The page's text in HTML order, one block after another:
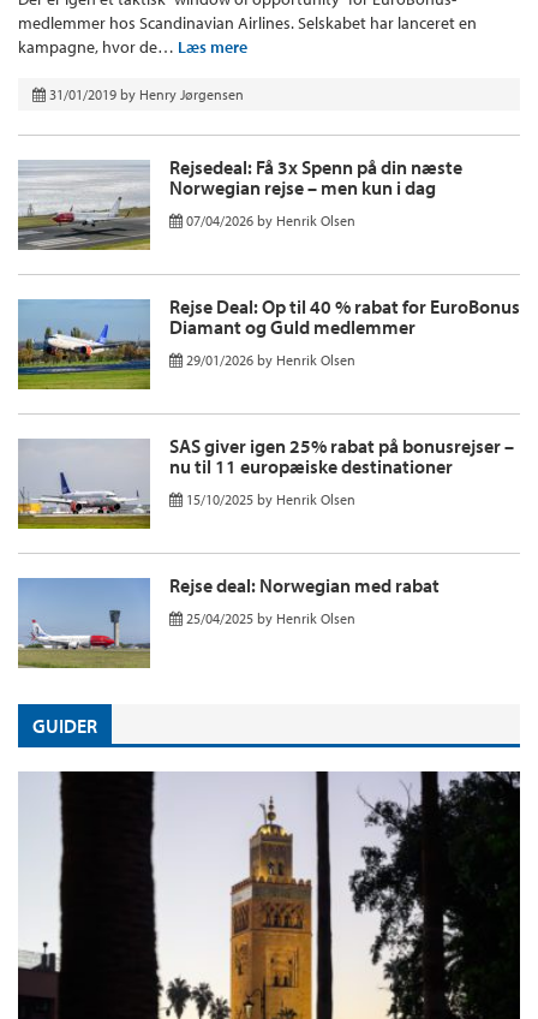
medlemmer hos Scandinavian Airlines. Selskabet har lanceret en
kampagne, hvor de… Læs mere
31/01/2019 by Henry Jørgensen
Rejsedeal: Få 3x Spenn på din næste
Norwegian rejse – men kun i dag
07/04/2026 by Henrik Olsen
Rejse Deal: Op til 40 % rabat for EuroBonus
Diamant og Guld medlemmer
29/01/2026 by Henrik Olsen
SAS giver igen 25% rabat på bonusrejser –
nu til 11 europæiske destinationer
15/10/2025 by Henrik Olsen
Rejse deal: Norwegian med rabat
25/04/2025 by Henrik Olsen
GUIDER